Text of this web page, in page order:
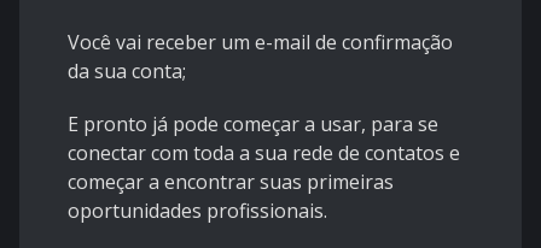
Você vai receber um e-mail de confirmação
da sua conta;
E pronto já pode começar a usar, para se
conectar com toda a sua rede de contatos e
começar a encontrar suas primeiras
oportunidades profissionais.